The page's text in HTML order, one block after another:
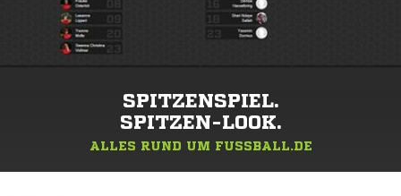
SPITZENSPIEL.
SPITZEN-LOOK.
ALLES RUND UM FUSSBALL.DE